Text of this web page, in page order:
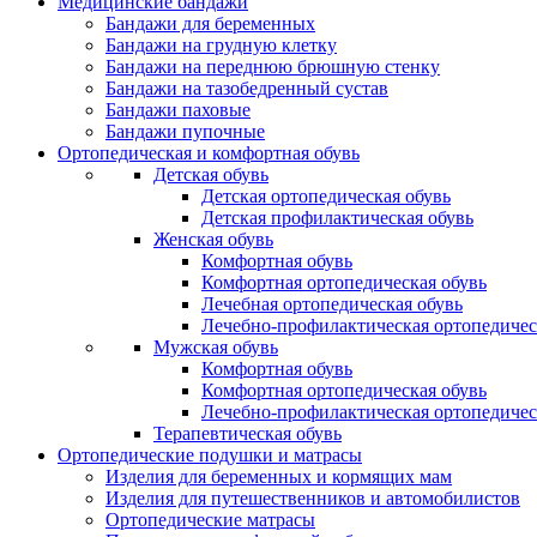
Бандажи для беременных
Бандажи на грудную клетку
Бандажи на переднюю брюшную стенку
Бандажи на тазобедренный сустав
Бандажи паховые
Бандажи пупочные
Ортопедическая и комфортная обувь
Детская обувь
Детская ортопедическая обувь
Детская профилактическая обувь
Женская обувь
Комфортная обувь
Комфортная ортопедическая обувь
Лечебная ортопедическая обувь
Лечебно-профилактическая
Мужская обувь
Комфортная обувь
Комфортная ортопедическая обувь
Лечебно-профилактическая
Терапевтическая обувь
Ортопедические подушки и матрасы
Изделия для беременных и кормящих мам
Изделия для путешественников и автомобилистов
Ортопедические матрасы